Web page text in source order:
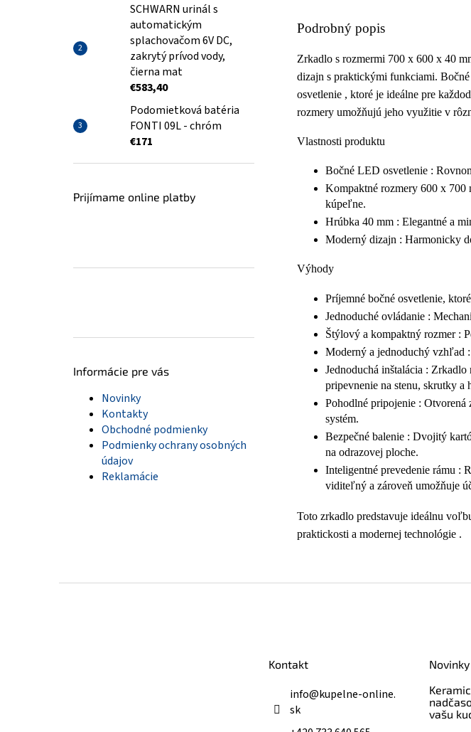
SCHWARN urinál s
automatickým
splachovačom 6V DC,
zakrytý prívod vody,
čierna mat
€583,40
Podomietková batéria
FONTI 09L - chróm
€171
Prijímame online platby
Informácie pre vás
Novinky
Kontakty
Obchodné podmienky
Podmienky ochrany osobných
údajov
Reklamácie
Podrobný popis
Zrkadlo s rozmermi 700 x 600 x 40
dizajn s praktickými funkciami.
osvetlenie , ktoré je ideálne pre
rozmery umožňujú jeho využitie v
Vlastnosti produktu
Bočné LED osvetlenie :
Kompaktné rozmery 600 x 700
kúpeľne.
Hrúbka 40 mm : Elegantné a
Moderný dizajn : Harmonicky
Výhody
Príjemné bočné osvetlenie,
Jednoduché ovládanie :
Štýlový a kompaktný rozmer :
Moderný a jednoduchý vzhľad
Jednoduchá inštalácia : Zrkadlo
pripevnenie na stenu, skrutky a
Pohodlné pripojenie : Otvorená
systém.
Bezpečné balenie : Dvojitý
na odrazovej ploche.
Inteligentné prevedenie rámu :
viditeľný a zároveň umožňuje
Toto zrkadlo predstavuje ideálnu
praktickosti a modernej technológie .
Kontakt
info@kupelne-online.
sk
Novinky
vašu